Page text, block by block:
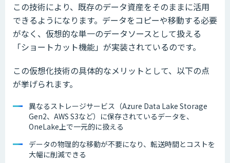
この技術により、既存のデータ資産をそのままに活用
できるようになります。データをコピーや移動する必要
がなく、仮想的な単一のデータソースとして扱える
「ショートカット機能」が実装されているのです。
この仮想化技術の具体的なメリットとして、以下の点
が挙げられます。
異なるストレージサービス（Azure Data Lake Storage
Gen2、AWS S3など）に保存されているデータを、
OneLake上で一元的に扱える
データの物理的な移動が不要になり、転送時間とコストを
大幅に削減できる